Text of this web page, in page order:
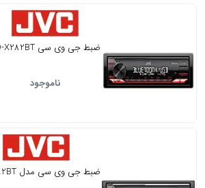
ضبط جی وی سی KD-X282BT
ناموجود
ضبط جی وی سی مدل KD-X482BT